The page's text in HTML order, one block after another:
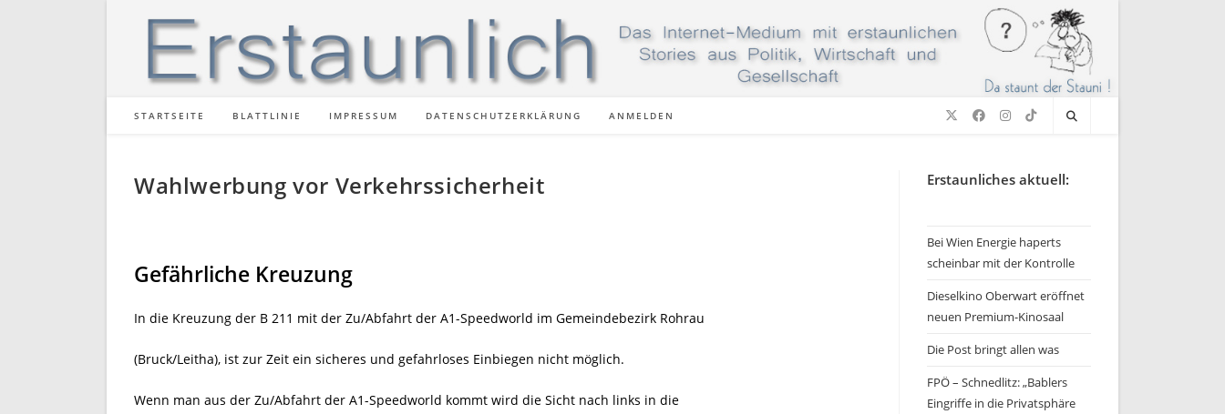
STARTSEITE BLATTLINIE IMPRESSUM DATENSCHUTZERKLÄRUNG ANMELDEN
Wahlwerbung vor Verkehrssicherheit
Gefährliche Kreuzung
In die Kreuzung der B 211 mit der Zu/Abfahrt der A1-Speedworld im Gemeindebezirk Rohrau
(Bruck/Leitha), ist zur Zeit ein sicheres und gefahrloses Einbiegen nicht möglich.
Wenn man aus der Zu/Abfahrt der A1-Speedworld kommt wird die Sicht nach links in die
Erstaunliches aktuell:
Bei Wien Energie haperts
scheinbar mit der Kontrolle
Dieselkino Oberwart eröffnet
neuen Premium-Kinosaal
Die Post bringt allen was
FPÖ – Schnedlitz: „Bablers
Eingriffe in die Privatsphäre